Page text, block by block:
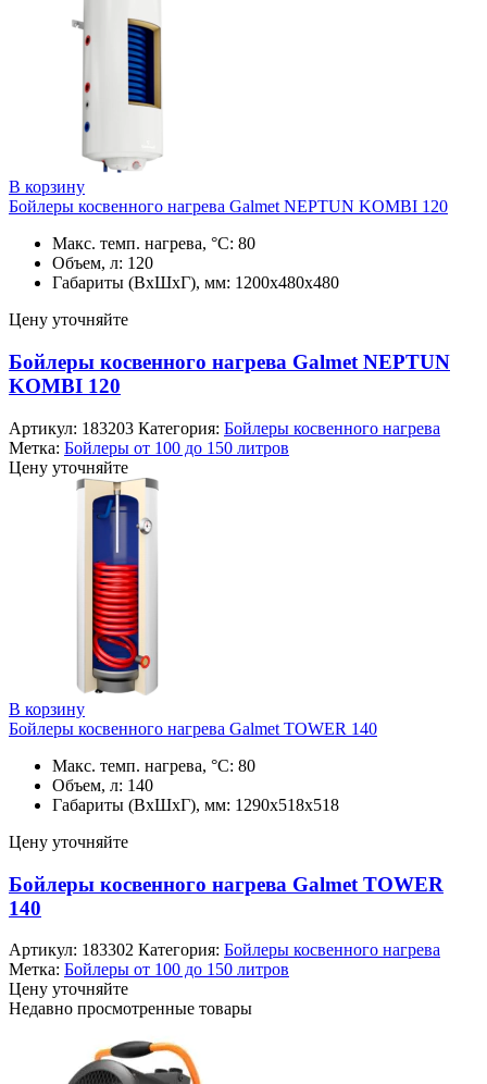
В корзину
Бойлеры косвенного нагрева Galmet NEPTUN KOMBI 120
Макс. темп. нагрева, °С: 80
Объем, л: 120
Габариты (ВхШхГ), мм: 1200х480х480
Цену уточняйте
Бойлеры косвенного нагрева Galmet NEPTUN
KOMBI 120
Артикул: 183203 Категория: Бойлеры косвенного нагрева
Метка: Бойлеры от 100 до 150 литров
Цену уточняйте
В корзину
Бойлеры косвенного нагрева Galmet TOWER 140
Макс. темп. нагрева, °С: 80
Объем, л: 140
Габариты (ВхШхГ), мм: 1290х518х518
Цену уточняйте
Бойлеры косвенного нагрева Galmet TOWER
140
Артикул: 183302 Категория: Бойлеры косвенного нагрева
Метка: Бойлеры от 100 до 150 литров
Цену уточняйте
Недавно просмотренные товары